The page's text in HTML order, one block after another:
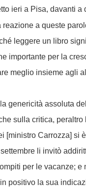
ieri a Pisa, davanti
reazione a queste
leggere un libro
importante per la
meglio insieme agli
genericità assoluta
sulla critica,
[ministro Carrozza] si
li invitò
per le vacanze; e
positivo la sua